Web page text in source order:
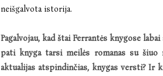
neišgalvota istorija.
Pagalvojau, kad štai Ferrantės knygose
pati knyga tarsi meilės romanas su šiuo
aktualijas atspindinčias, knygas versti? Ir